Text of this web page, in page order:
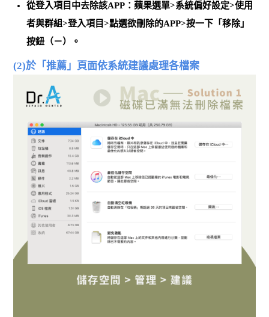
從登入項目中去除該APP：蘋果選單>系統偏好設定>使用
者與群組>登入項目>點選欲刪除的APP>按一下「移除」
按鈕（－）。
(2)於「推薦」頁面依系統建議處理各檔案